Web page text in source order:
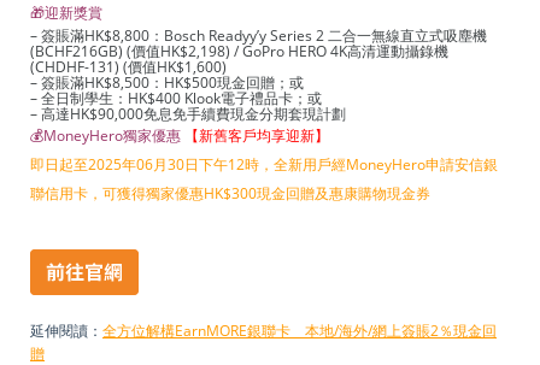
🎁迎新獎賞
– 簽賬滿HK$8,800：Bosch Readyy’y Series 2 二合一無線直立式吸塵機
(BCHF216GB) (價值HK$2,198) / GoPro HERO 4K高清運動攝錄機
(CHDHF-131) (價值HK$1,600)
– 簽賬滿HK$8,500：HK$500現金回贈；或
– 全日制學生：HK$400 Klook電子禮品卡；或
– 高達HK$90,000免息免手續費現金分期套現計劃
💰MoneyHero獨家優惠 【新舊客戶均享迎新】
即日起至2025年06月30日下午12時，全新用戶經MoneyHero申請安信銀
聯信用卡，可獲得獨家優惠HK$300現金回贈及惠康購物現金券
延伸閱讀： 全方位解構EarnMORE銀聯卡 本地/海外/網上簽賬2％現金回
贈